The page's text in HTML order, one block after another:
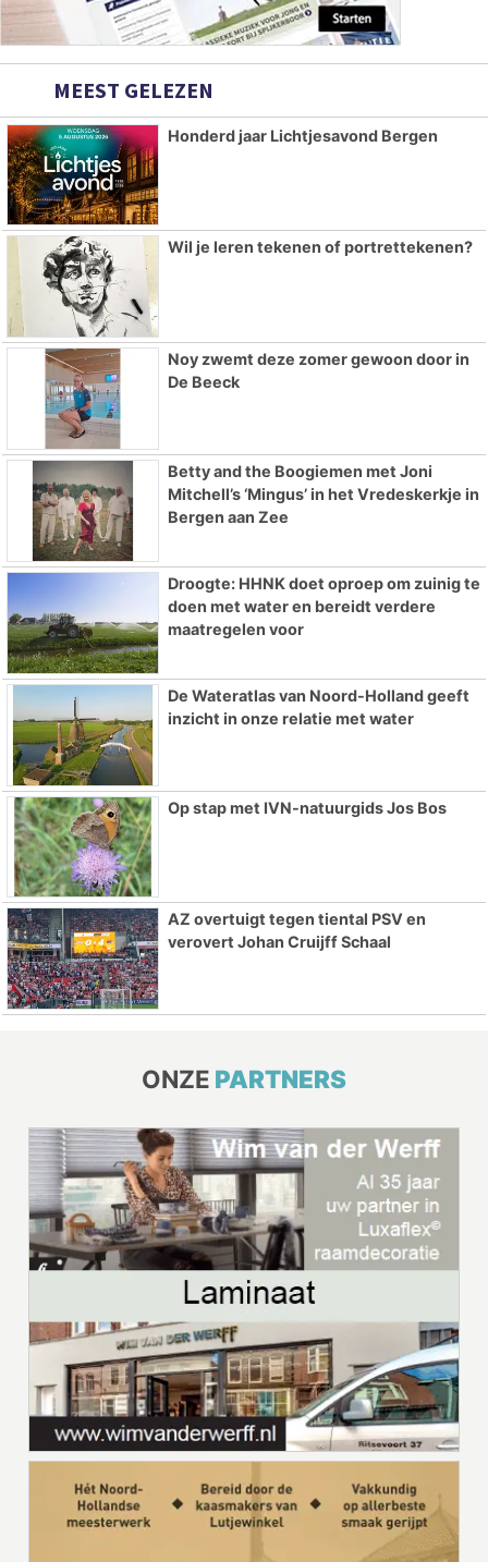
MEEST GELEZEN
Honderd jaar Lichtjesavond Bergen
Wil je leren tekenen of portrettekenen?
Noy zwemt deze zomer gewoon door in
De Beeck
Betty and the Boogiemen met Joni
Mitchell’s ‘Mingus’ in het Vredeskerkje in
Bergen aan Zee
Droogte: HHNK doet oproep om zuinig te
doen met water en bereidt verdere
maatregelen voor
De Wateratlas van Noord-Holland geeft
inzicht in onze relatie met water
Op stap met IVN-natuurgids Jos Bos
AZ overtuigt tegen tiental PSV en
verovert Johan Cruijff Schaal
ONZE PARTNERS